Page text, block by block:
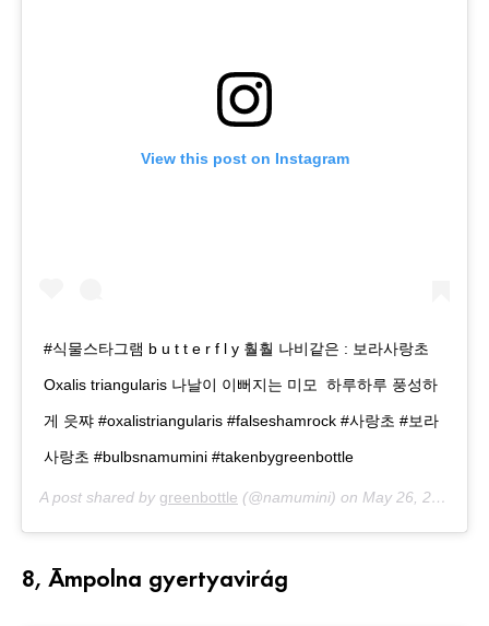
View this post on Instagram
#식물스타그램 b u t t e r f l y 훨훨 나비같은 : 보라사랑초
Oxalis triangularis 나날이 이뻐지는 미모 ️ 하루하루 풍성하
게 읏쨔 #oxalistriangularis #falseshamrock #사랑초 #보라
사랑초 #bulbsnamumini #takenbygreenbottle
A post shared by greenbottle (@namumini) on May 26, 2019 at 8:56pm PDT
8, Ámpolna gyertyavirág